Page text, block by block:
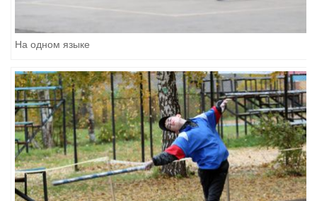
На одном языке